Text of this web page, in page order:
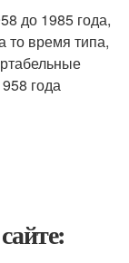
до 1985 года,
то время типа,
года